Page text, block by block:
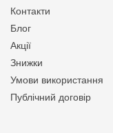
Контакти
Блог
Акції
Знижки
Умови використання
Публічний договір